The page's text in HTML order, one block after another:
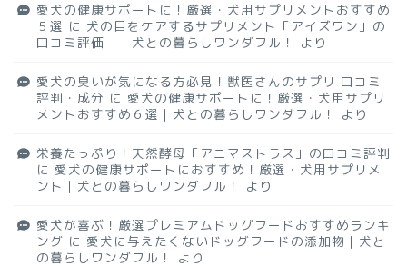
愛犬の健康サポートに！厳選・犬用サプリメントおすすめ
５選 に 犬の目をケアするサプリメント「アイズワン」の
口コミ評価 ｜犬との暮らしワンダフル！
より
愛犬の臭いが気になる方必見！獣医さんのサプリ 口コミ
評判・成分 に 愛犬の健康サポートに！厳選・犬用サプリ
メントおすすめ６選｜犬との暮らしワンダフル！
より
栄養たっぷり！天然酵母「アニマストラス」の口コミ評判
に 愛犬の健康サポートにおすすめ！厳選・犬用サプリメ
ント｜犬との暮らしワンダフル！
より
愛犬が喜ぶ！厳選プレミアムドッグフードおすすめランキ
ング に 愛犬に与えたくないドッグフードの添加物｜犬と
の暮らしワンダフル！
より